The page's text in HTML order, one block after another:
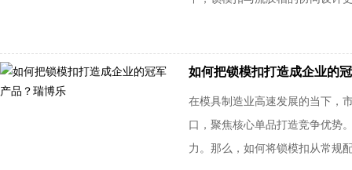
如何把锁模扣打造成企业的
在模具制造业高速发展的当下，
口，聚焦核心单品打造竞争优势
力。那么，如何将锁模扣从常规